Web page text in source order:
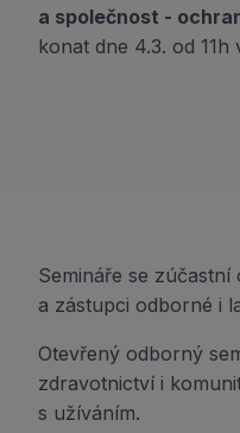
a společnost -
konat dne 4.3. od 11h
Semináře se
a zástupci odborné i
Otevřený odborný
zdravotnictví i
s užíváním.